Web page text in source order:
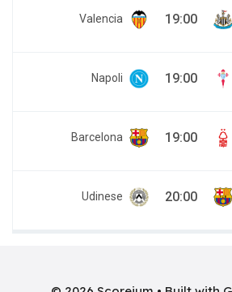
Valencia 19:00
Napoli 19:00
Barcelona 19:00
Udinese 20:00